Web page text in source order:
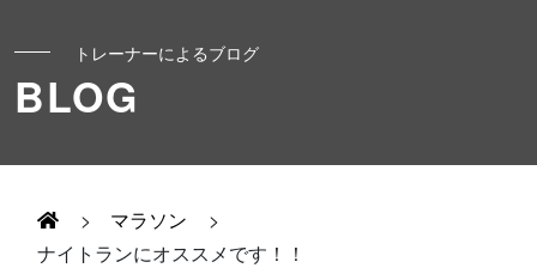
初めての方へ
お客様の声
Runner's パーソナル
キッズ・かけっこ
トレーナーによるブログ
BLOG
> マラソン
>
ナイトランにオススメです！！